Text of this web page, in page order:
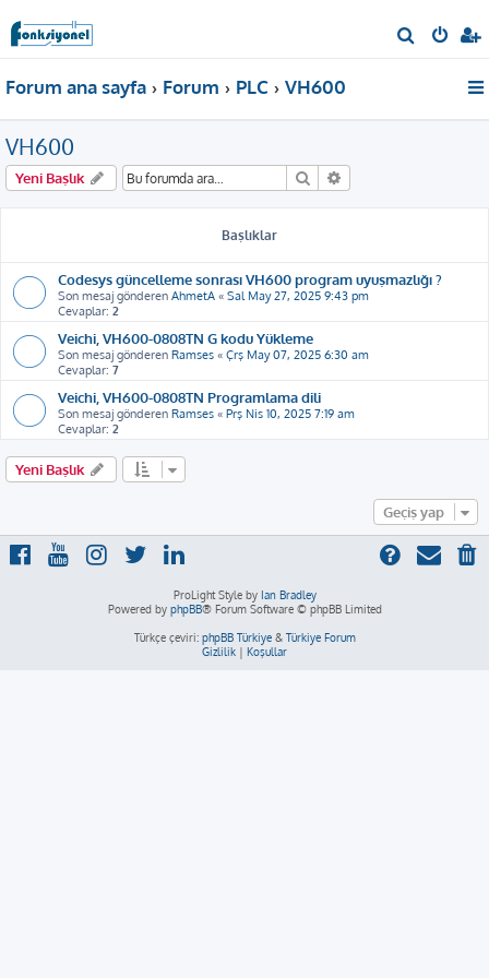
r
Forum ana sayfa Forum PLC VH600
VH600
Yeni Başlık Ara
Başlıklar
Codesys güncelleme sonrası VH600 program uyuşmazlığı ?
Son mesaj gönderen AhmetA « Sal May 27, 2025 9:43 pm
Cevaplar: 2
Veichi, VH600-0808TN G kodu Yükleme
Son mesaj gönderen Ramses « Çrş May 07, 2025 6:30 am
Cevaplar: 7
Veichi, VH600-0808TN Programlama dili
Son mesaj gönderen Ramses « Prş Nis 10, 2025 7:19 am
Cevaplar: 2
Yeni Başlık
Geçiş yap
ProLight Style by Ian Bradley
Powered by phpBB® Forum Software © phpBB Limited
Türkçe çeviri: phpBB Türkiye& Türkiye Forum
Gizlilik | Koşullar